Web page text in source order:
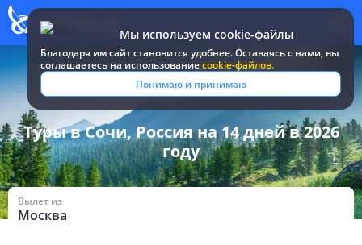
Мы используем cookie-файлы
Благодаря им сайт становится удобнее. Оставаясь c нами, вы
соглашаетесь на использованиеcookie-файлов.
Понимаю и принимаю
Все туры и путевки / Россия / в Сочи на 14 дней
Туры в Сочи, Россия на 14 дней в 2026
году
Вылет из
Москва